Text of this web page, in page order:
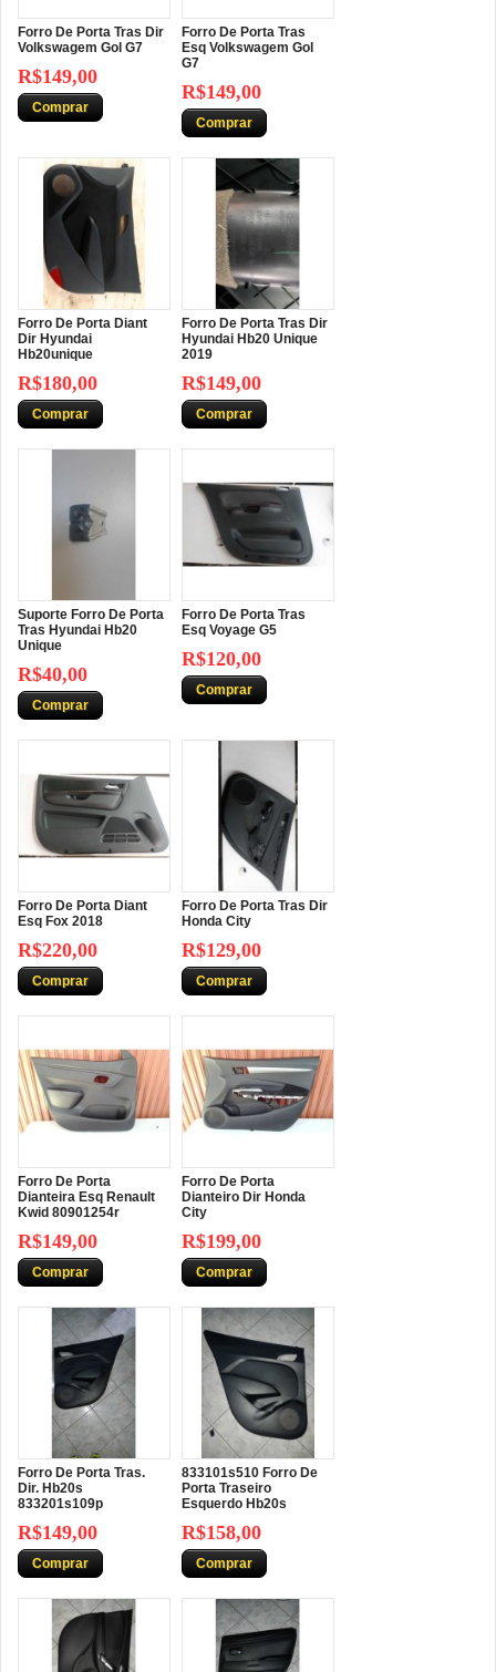
Forro De Porta Tras Dir
Volkswagem Gol G7
R$149,00
Comprar
Forro De Porta Tras
Esq Volkswagem Gol
G7
R$149,00
Comprar
Forro De Porta Diant
Dir Hyundai
Hb20unique
R$180,00
Comprar
Forro De Porta Tras Dir
Hyundai Hb20 Unique
2019
R$149,00
Comprar
Suporte Forro De Porta
Tras Hyundai Hb20
Unique
R$40,00
Comprar
Forro De Porta Tras
Esq Voyage G5
R$120,00
Comprar
Forro De Porta Diant
Esq Fox 2018
R$220,00
Comprar
Forro De Porta Tras Dir
Honda City
R$129,00
Comprar
Forro De Porta
Dianteira Esq Renault
Kwid 80901254r
R$149,00
Comprar
Forro De Porta
Dianteiro Dir Honda
City
R$199,00
Comprar
Forro De Porta Tras.
Dir. Hb20s
833201s109p
R$149,00
Comprar
833101s510 Forro De
Porta Traseiro
Esquerdo Hb20s
R$158,00
Comprar